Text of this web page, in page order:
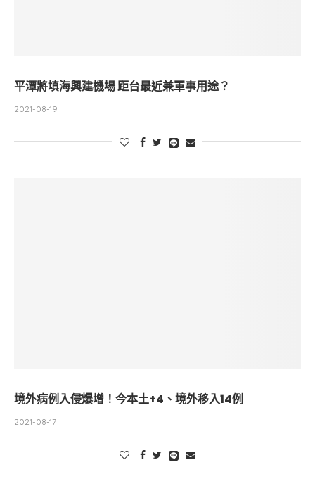
平潭將填海興建機場 距台最近兼軍事用途？
2021-08-19
境外病例入侵爆增！今本土+4、境外移入14例
2021-08-17